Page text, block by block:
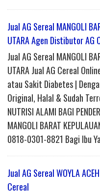
Jual AG Sereal MANGOLI
UTARA Agen Distibutor AG
Jual AG Sereal MANGOLI
UTARA Jual AG Cereal
atau Sakit Diabetes |
Original, Halal & Sudah
NUTRISI ALAMI BAGI
MANGOLI BARAT
0818-0301-8821 Bagi Ibu
Jual AG Sereal WOYLA
Cereal